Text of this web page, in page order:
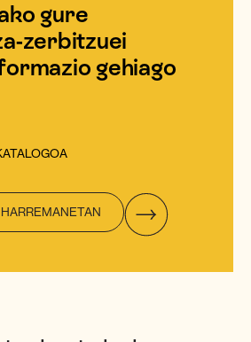
gure
zerbitzuei
gehiago